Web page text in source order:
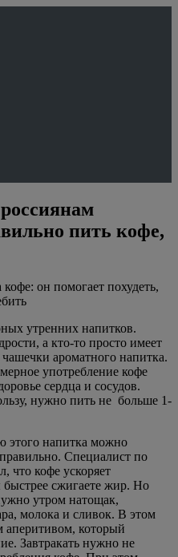
пить кофе,
он помогает похудеть,
утренних напитков.
а кто-то просто имеет
ароматного напитка.
употребление кофе
сердца и сосудов.
нужно пить не больше 1-
этого напитка можно
Специалист по
что кофе ускоряет
быстрее сжигаете жир. Но
утром натощак,
молока и сливок. В этом
аперитивом, который
Завтракать нужно не